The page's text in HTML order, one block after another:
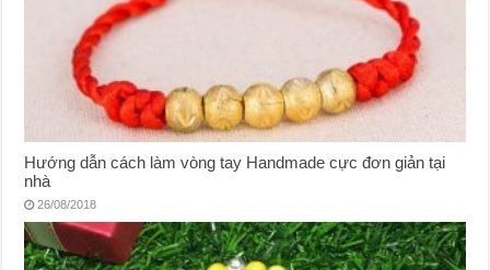
Hướng dẫn cách làm vòng tay Handmade cực đơn giản tại
nhà
26/08/2018